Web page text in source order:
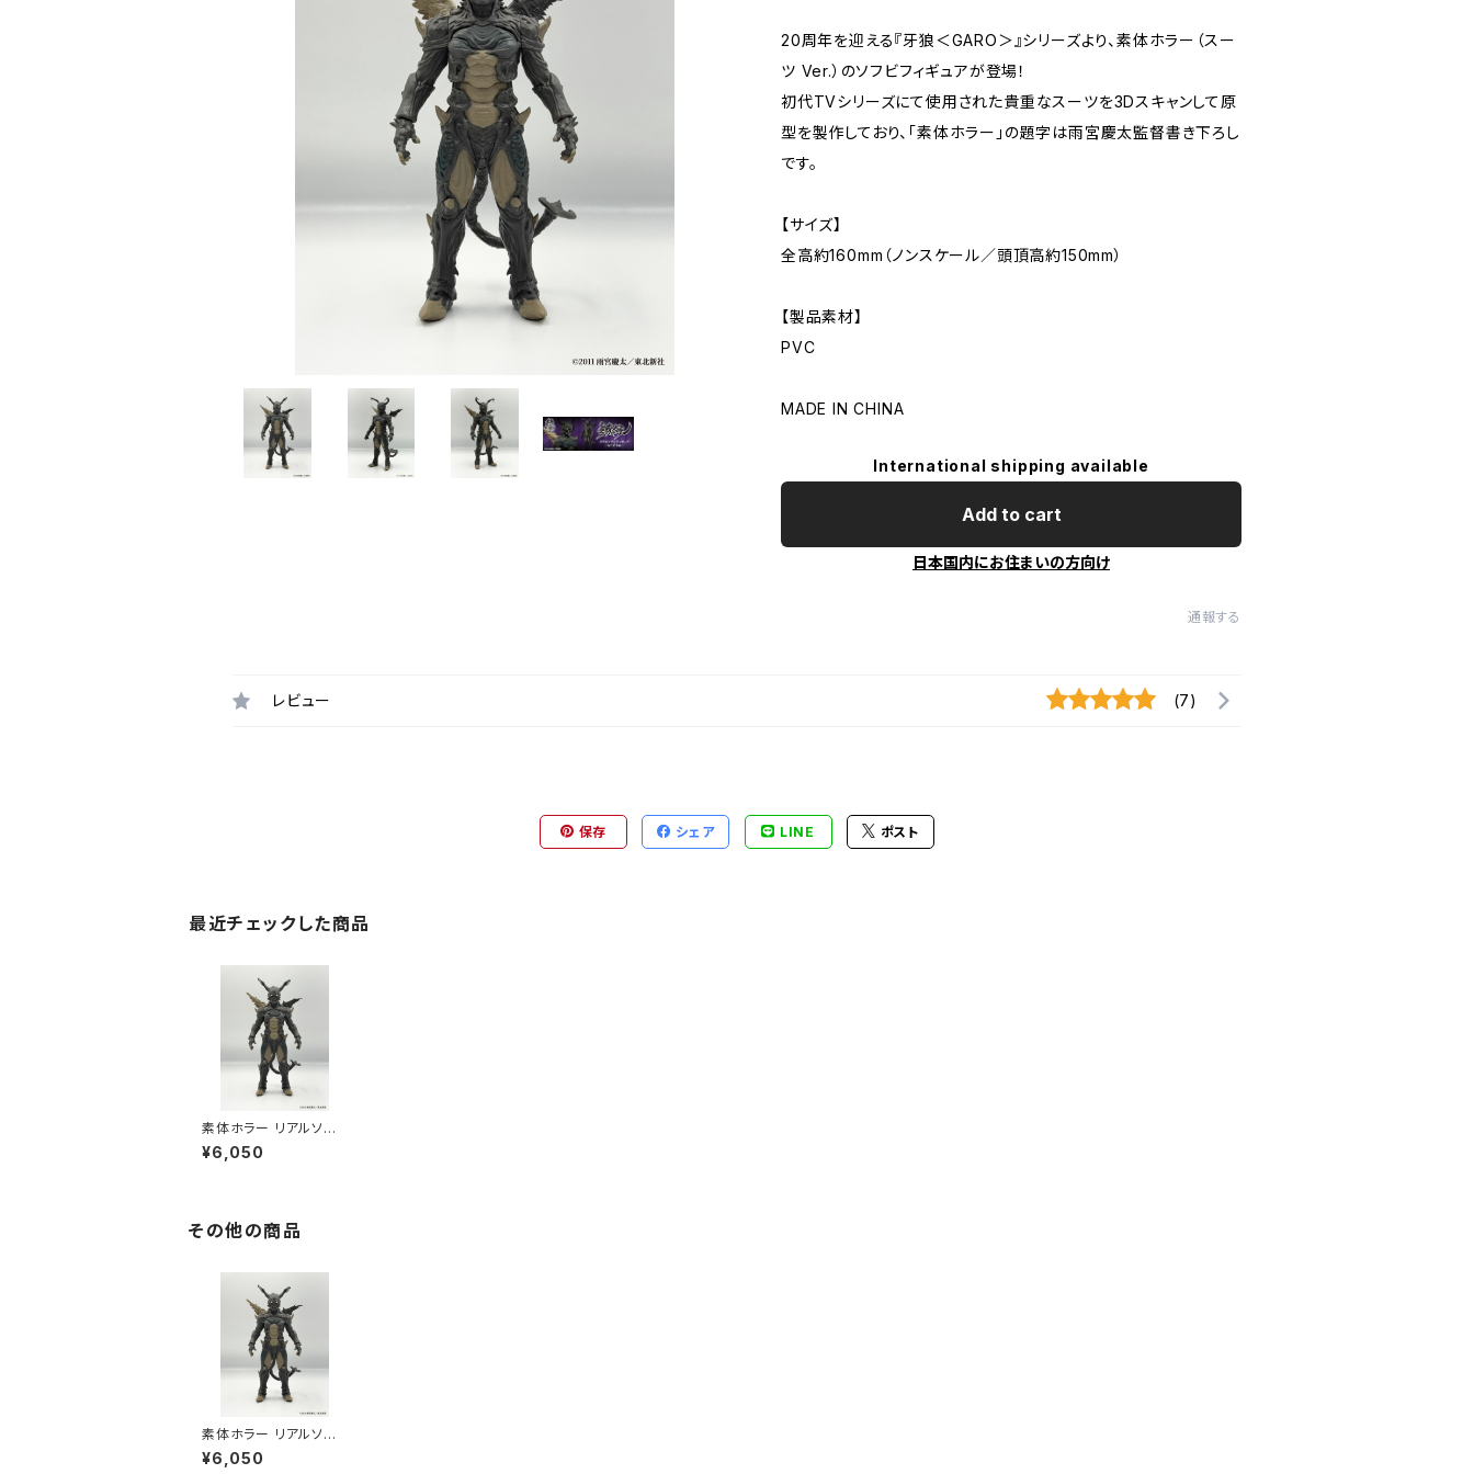
20周年を迎える『牙狼＜GARO＞』シリーズより、素体ホラー（スー
ツ Ver.）のソフビフィギュアが登場！
初代TVシリーズにて使用された貴重なスーツを3Dスキャンして原
型を製作しており、「素体ホラー」の題字は雨宮慶太監督書き下ろし
です。
【サイズ】
全高約160mm（ノンスケール／頭頂高約150mm）
【製品素材】
PVC
MADE IN CHINA
International shipping available
Add to cart
日本国内にお住まいの方向け
通報する
レビュー (7)
保存 シェア LINE ポスト
最近チェックした商品
素体ホラー リアルソフ
ビフィギュア －スーツV
er.－
¥6,050
その他の商品
素体ホラー リアルソフ
ビフィギュア －スーツV
er.－
¥6,050